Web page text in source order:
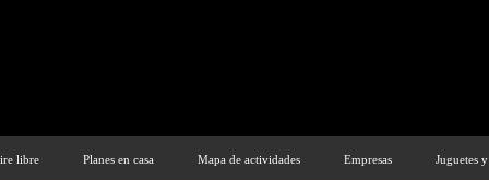
libre Planes en casa Mapa de actividades Empresas Juguetes